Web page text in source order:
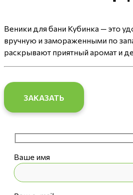
Веники для бани Кубинка — это
вручную и замораженными по
раскрывают приятный аромат и
ЗАКАЗАТЬ
Ваше имя